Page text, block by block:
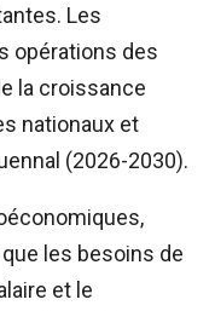
Les
opérations des
la croissance
nationaux et
(2026-2030).
les besoins de
et le